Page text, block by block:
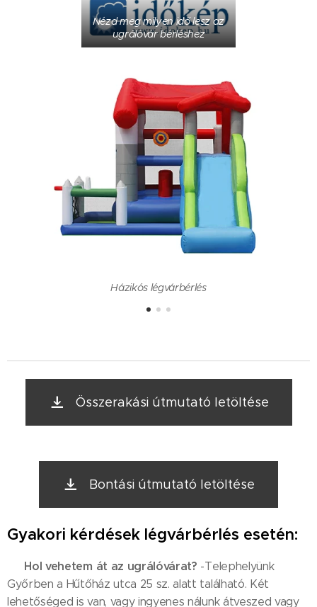
Nézd meg milyen idő lesz az
ugrálóvár bérléshez
Házikós légvárbérlés
Összerakási útmutató letöltése
Bontási útmutató letöltése
Gyakori kérdések légvárbérlés esetén:
Hol vehetem át az ugrálóvárat? -Telephelyünk
Győrben a Hűtőház utca 25 sz. alatt található. Két
lehetőséged is van, vagy ingyenes nálunk átveszed vagy